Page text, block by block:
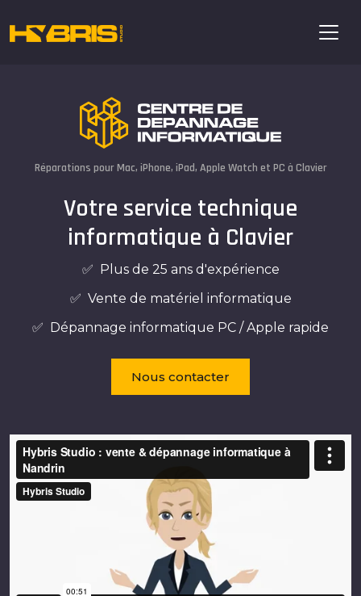
Réparations pour Mac, iPhone, iPad, Apple Watch et PC à Clavier
Votre service technique
informatique à Clavier
✅ Plus de 25 ans d'expérience
✅ Vente de matériel informatique
✅ Dépannage informatique PC / Apple rapide
Nous contacter